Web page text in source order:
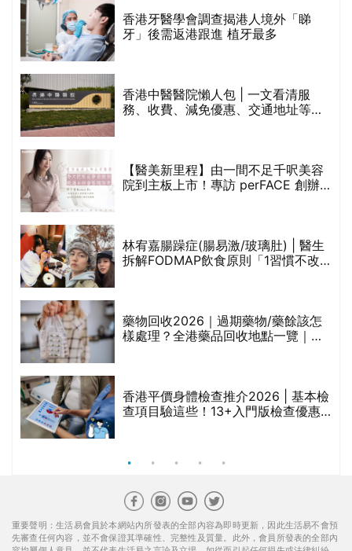
香港牙醫學會調查揭港人境外「睇
牙」後需返港跟進 植牙最多
香港中醫醫院懶人包 | 一文看清服
務、收費、減免優惠、交通地址等
【醫美新里程】由一間不足千呎美容
院到主板上市！專訪 perFACE 創辦
林宥嘉腸躁症(腸易激/玻璃肚) | 醫生
拆解FODMAP飲食原則「1習慣不改
藥物回收2026｜過期藥物/藥餘該怎
樣處理？全港藥品回收地點一覽｜屈
香港平價身體檢查推介2026 | 基本檢
查項目驗這些！13+入門版檢查優惠
重要聲明：生活易會員於本網站內所發表的全部內容為即時更新，因此生活易不會預
先審查任何內容，並不會保證其準確性、完整性及質量。此外，會員所發表的全部內